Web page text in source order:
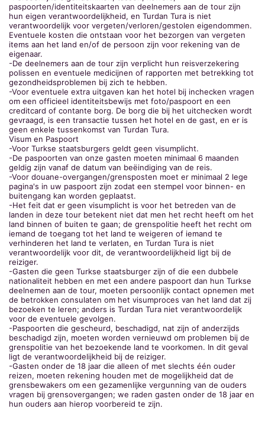
paspoorten/identiteitskaarten van deelnemers aan de tour zijn
hun eigen verantwoordelijkheid, en Turdan Tura is niet
verantwoordelijk voor vergeten/verloren/gestolen eigendommen.
Eventuele kosten die ontstaan voor het bezorgen van vergeten
items aan het land en/of de persoon zijn voor rekening van de
eigenaar.
-De deelnemers aan de tour zijn verplicht hun reisverzekering
polissen en eventuele medicijnen of rapporten met betrekking tot
gezondheidsproblemen bij zich te hebben.
-Voor eventuele extra uitgaven kan het hotel bij inchecken vragen
om een officieel identiteitsbewijs met foto/paspoort en een
creditcard of contante borg. De borg die bij het uitchecken wordt
gevraagd, is een transactie tussen het hotel en de gast, en er is
geen enkele tussenkomst van Turdan Tura.
Visum en Paspoort
-Voor Turkse staatsburgers geldt geen visumplicht.
-De paspoorten van onze gasten moeten minimaal 6 maanden
geldig zijn vanaf de datum van beëindiging van de reis.
-Voor douane-overgangen/grensposten moet er minimaal 2 lege
pagina's in uw paspoort zijn zodat een stempel voor binnen- en
buitengang kan worden geplaatst.
-Het feit dat er geen visumplicht is voor het betreden van de
landen in deze tour betekent niet dat men het recht heeft om het
land binnen of buiten te gaan; de grenspolitie heeft het recht om
iemand de toegang tot het land te weigeren of iemand te
verhinderen het land te verlaten, en Turdan Tura is niet
verantwoordelijk voor dit, de verantwoordelijkheid ligt bij de
reiziger.
-Gasten die geen Turkse staatsburger zijn of die een dubbele
nationaliteit hebben en met een andere paspoort dan hun Turkse
deelnemen aan de tour, moeten persoonlijk contact opnemen met
de betrokken consulaten om het visumproces van het land dat zij
bezoeken te leren; anders is Turdan Tura niet verantwoordelijk
voor de eventuele gevolgen.
-Paspoorten die gescheurd, beschadigd, nat zijn of anderzijds
beschadigd zijn, moeten worden vernieuwd om problemen bij de
grenspolitie van het bezoekende land te voorkomen. In dit geval
ligt de verantwoordelijkheid bij de reiziger.
-Gasten onder de 18 jaar die alleen of met slechts één ouder
reizen, moeten rekening houden met de mogelijkheid dat de
grensbewakers om een gezamenlijke vergunning van de ouders
vragen bij grensovergangen; we raden gasten onder de 18 jaar en
hun ouders aan hierop voorbereid te zijn.